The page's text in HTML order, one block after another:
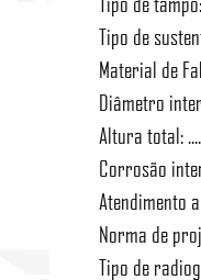
Tipo de
Material de
Diâmetro
Altura total:
Corrosão
Atendimento a
Norma de
Tipo de